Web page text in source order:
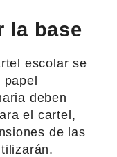
la base
escolar se
papel
deben
el cartel,
de las